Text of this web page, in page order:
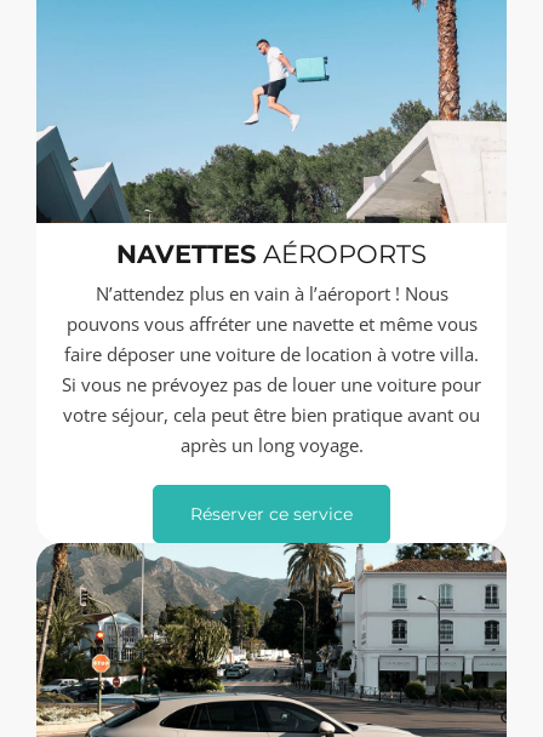
NAVETTES AÉROPORTS
N’attendez plus en vain à l’aéroport ! Nous
pouvons vous affréter une navette et même vous
faire déposer une voiture de location à votre villa.
Si vous ne prévoyez pas de louer une voiture pour
votre séjour, cela peut être bien pratique avant ou
après un long voyage.
Réserver ce service